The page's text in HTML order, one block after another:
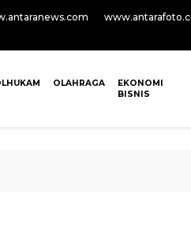
OLAHRAGA
EKONOMI
BISNIS